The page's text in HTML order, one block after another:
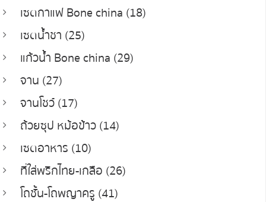
เซตกาแฟ Bone china (18)
เซตน้ำชา (25)
แก้วน้ำ Bone china (29)
จาน (27)
จานโชว์ (17)
ถ้วยซุป หม้อข้าว (14)
เซตอาหาร (10)
ที่ใส่พริกไทย-เกลือ (26)
โถชั้น-โถพญาครู (41)